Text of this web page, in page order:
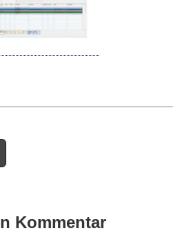
Kommentar